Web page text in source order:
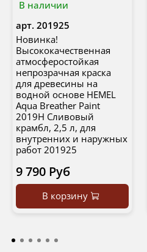
В наличии
арт. 201925
Новинка!
Высококачественная
атмосферостойкая
непрозрачная краска
для древесины на
водной основе HEMEL
Aqua Breather Paint
2019H Сливовый
крамбл, 2,5 л, для
внутренних и наружных
работ 201925
9 790 Руб
В корзину